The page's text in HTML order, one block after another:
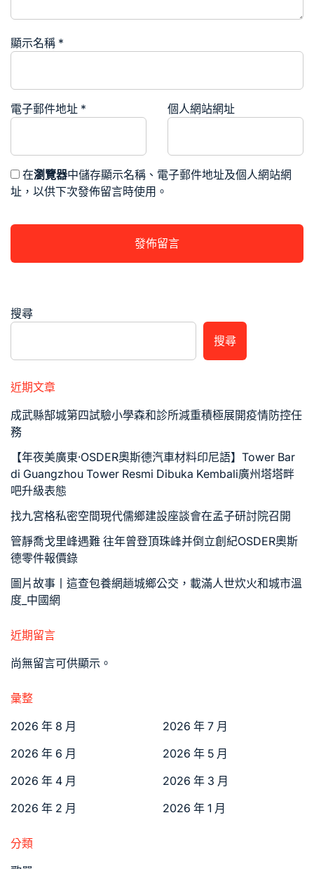
顯示名稱 *
電子郵件地址 * 個人網站網址
在瀏覽器中儲存顯示名稱、電子郵件地址及個人網站網
址，以供下次發佈留言時使用。
搜尋
搜尋
近期文章
成武縣郜城第四試驗小學森和診所減重積極展開疫情防控任
務
【年夜美廣東·OSDER奧斯德汽車材料印尼語】Tower Bar
di Guangzhou Tower Resmi Dibuka Kembali廣州塔塔畔
吧升級表態
找九宮格私密空間現代儒鄉建設座談會在孟子研討院召開
管靜喬戈里峰遇難 往年曾登頂珠峰并倒立創紀OSDER奧斯
德零件報價錄
圖片故事丨這查包養網趟城鄉公交，載滿人世炊火和城市溫
度_中國網
近期留言
尚無留言可供顯示。
彙整
2026 年 8 月
2026 年 7 月
2026 年 6 月
2026 年 5 月
2026 年 4 月
2026 年 3 月
2026 年 2 月
2026 年 1 月
分類